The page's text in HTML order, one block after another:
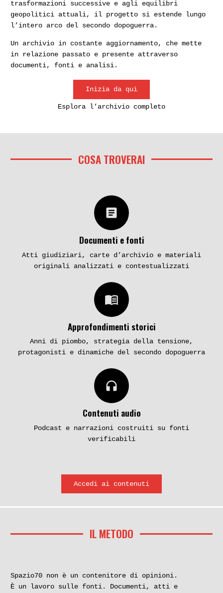
trasformazioni successive e agli equilibri
geopolitici attuali, il progetto si estende lungo
l’intero arco del secondo dopoguerra.
Un archivio in costante aggiornamento, che mette
in relazione passato e presente attraverso
documenti, fonti e analisi.
Inizia da qui
Esplora l’archivio completo
COSA TROVERAI
article
Documenti e fonti
Atti giudiziari, carte d’archivio e materiali
originali analizzati e contestualizzati
menu_book
Approfondimenti storici
Anni di piombo, strategia della tensione,
protagonisti e dinamiche del secondo dopoguerra
headphones
Contenuti audio
Podcast e narrazioni costruiti su fonti
verificabili
Accedi ai contenuti
IL METODO
Spazio70 non è un contenitore di opinioni.
È un lavoro sulle fonti. Documenti, atti e